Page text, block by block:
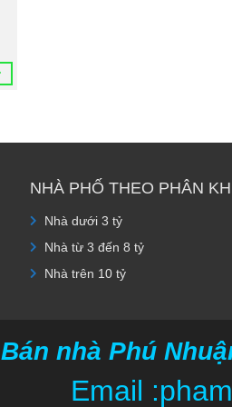
NHÀ PHỐ THEO PHÂN
Nhà dưới 3 tỷ
Nhà từ 3 đến 8 tỷ
Nhà trên 10 tỷ
Bán nhà Phú
Email